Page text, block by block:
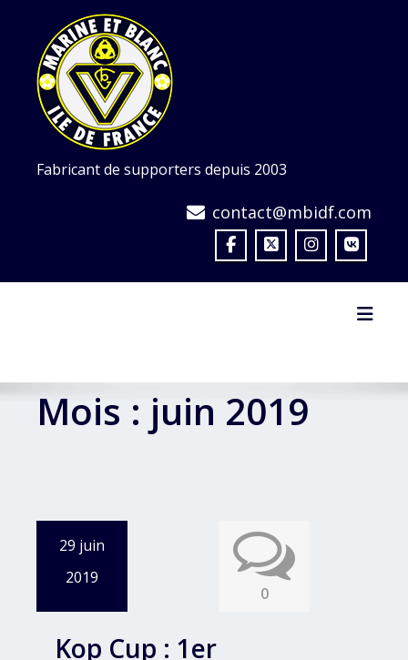
content
Fabricant de supporters depuis 2003
contact@mbidf.com
Mois : juin 2019
29 juin
2019
0
Kop Cup : 1er